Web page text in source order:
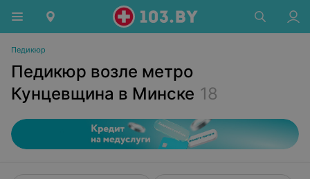
Педикюр
Педикюр возле метро
Кунцевщина в Минске 18